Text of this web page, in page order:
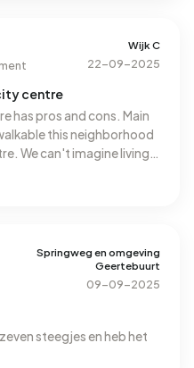
Vooral het stuk vanaf het
langs donkere parkjes en
omdat je meteen langs
Hygiëne is prima.
te vol.
Wijk C
22-09-2025
centre
has pros and cons. Main
this neighborhood
We can't imagine living
away.
Springweg en omgeving
Geertebuurt
09-09-2025
steegjes en heb het